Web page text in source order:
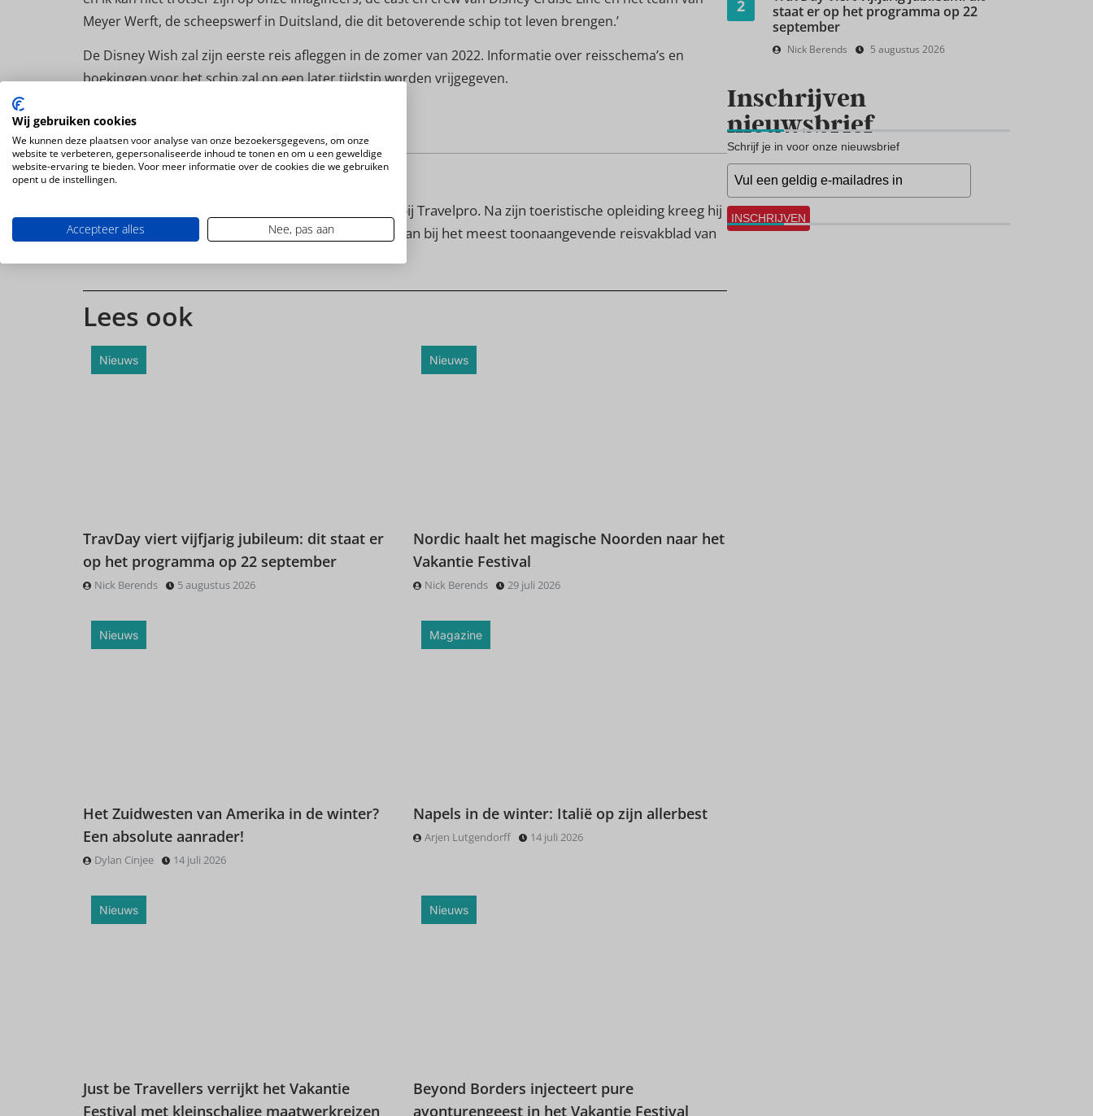
Meyer Werft, de scheepswerf in Duitsland, die dit betoverende schip tot leven brengen.’
De Disney Wish zal zijn eerste reis afleggen in de zomer van 2022. Informatie over reisschema’s en
boekingen voor het schip zal op een later tijdstip worden vrijgegeven.
Dylan werkt al jaren als redacteur bij Travelpro. Na zijn toeristische opleiding kreeg hij
direct de kans om aan de slag te gaan bij het meest toonaangevende reisvakblad van
Lees ook
Nieuws
TravDay viert vijfjarig jubileum: dit staat er
op het programma op 22 september
Nick Berends 5 augustus 2026
Nieuws
Nordic haalt het magische Noorden naar het
Vakantie Festival
Nick Berends 29 juli 2026
Nieuws
Het Zuidwesten van Amerika in de winter?
Een absolute aanrader!
Dylan Cinjee 14 juli 2026
Magazine
Napels in de winter: Italië op zijn allerbest
Arjen Lutgendorff 14 juli 2026
Nieuws
Just be Travellers verrijkt het Vakantie
Festival met kleinschalige maatwerkreizen
Nieuws
Beyond Borders injecteert pure
avonturengeest in het Vakantie Festival
2
staat er op het programma op 22
september
Nick Berends 5 augustus 2026
Inschrijven
nieuwsbrief
Schrijf je in voor onze nieuwsbrief
INSCHRIJVEN
Wij gebruiken cookies
We kunnen deze plaatsen voor analyse van onze bezoekersgegevens, om onze
website te verbeteren, gepersonaliseerde inhoud te tonen en om u een geweldige
website-ervaring te bieden. Voor meer informatie over de cookies die we gebruiken
opent u de instellingen.
Accepteer alles Nee, pas aan